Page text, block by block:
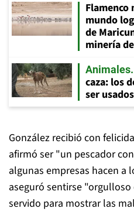
Flamenco
mundo
de
minería
Animales
caza: los
ser
González recibió con
afirmó ser "un pescador
algunas empresas hacen a
aseguró sentirse "orgulloso
servido para mostrar las